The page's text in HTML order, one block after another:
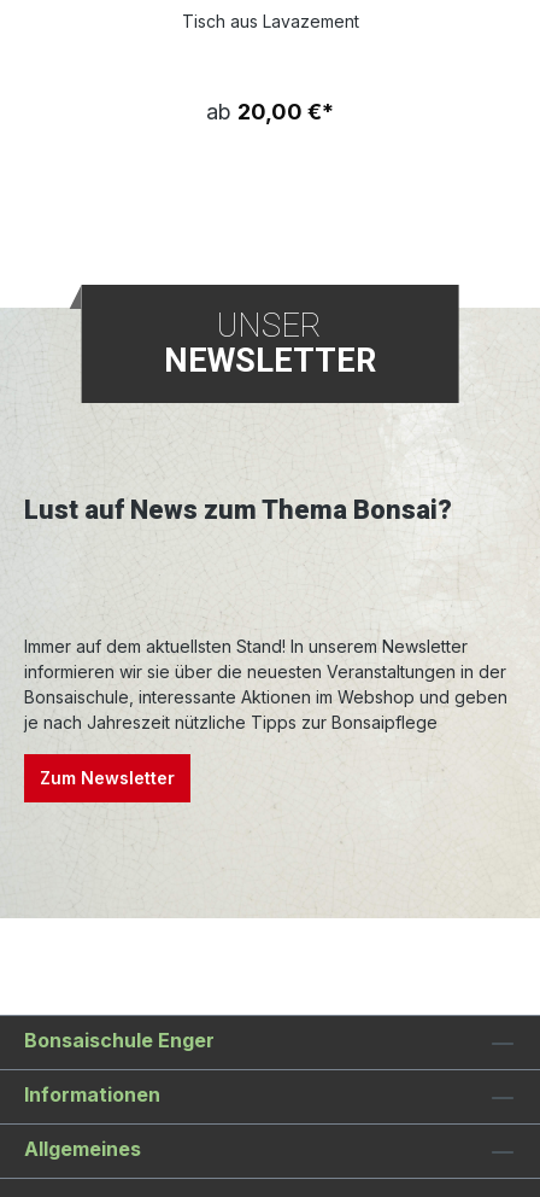
Tisch aus Lavazement
ab 20,00 €*
UNSER
NEWSLETTER
Lust auf News zum Thema Bonsai?
Immer auf dem aktuellsten Stand! In unserem Newsletter
informieren wir sie über die neuesten Veranstaltungen in der
Bonsaischule, interessante Aktionen im Webshop und geben
je nach Jahreszeit nützliche Tipps zur Bonsaipflege
Zum Newsletter
Bonsaischule Enger
Informationen
Allgemeines